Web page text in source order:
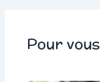
Pour vous